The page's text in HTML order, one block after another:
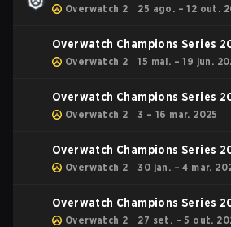
Japan
Overwatch 2 25 ago. – 12 out.
Overwatch Champions Series
Pacific
Overwatch 2 15 mai. – 19 jun.
Overwatch Champions Series
1
Overwatch 2 3 – 16 mar. 2025
Overwatch Champions Series
Overwatch 2 30 jan. – 4 mar.
Overwatch Champions Series
Overwatch 2 27 set. – 5 out.